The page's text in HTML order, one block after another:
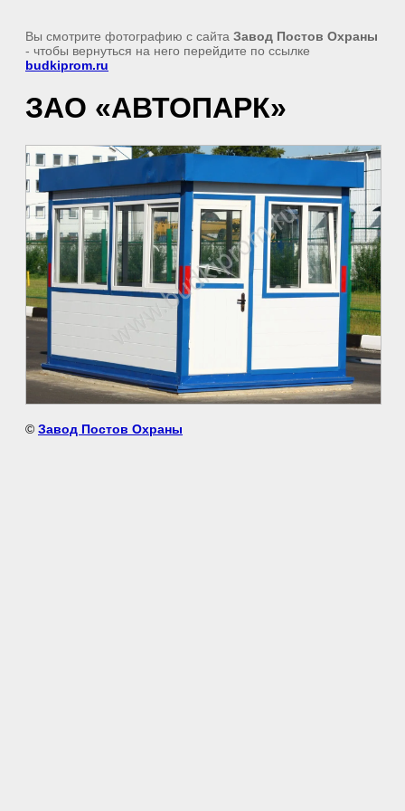
Вы смотрите фотографию с сайта Завод Постов Охраны
- чтобы вернуться на него перейдите по ссылке
budkiprom.ru
ЗАО «АВТОПАРК»
© Завод Постов Охраны